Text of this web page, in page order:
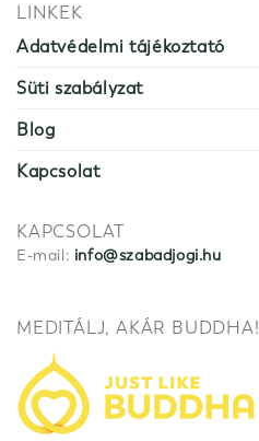
LINKEK
Adatvédelmi tájékoztató
Süti szabályzat
Blog
Kapcsolat
KAPCSOLAT
E-mail: info@szabadjogi.hu
MEDITÁLJ, AKÁR BUDDHA!